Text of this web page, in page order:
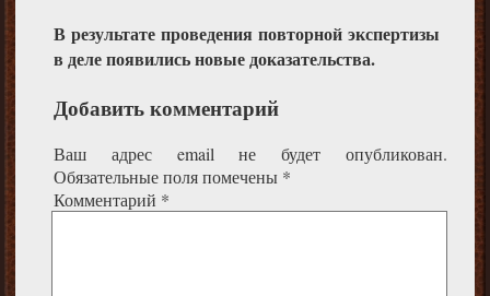
В результате проведения повторной экспертизы
в деле появились новые доказательства.
Добавить комментарий
Ваш адрес email не будет опубликован.
Обязательные поля помечены *
Комментарий *